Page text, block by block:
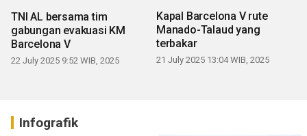
TNI AL bersama tim
gabungan evakuasi KM
Barcelona V
22 July 2025 9:52 WIB, 2025
Kapal Barcelona V rute
Manado-Talaud yang
terbakar
21 July 2025 13:04 WIB, 2025
Infografik